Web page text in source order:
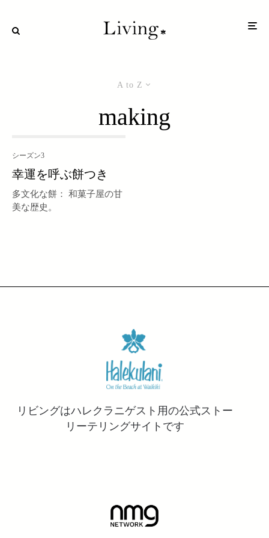
A to Z
making
シーズン3
幸運を呼ぶ餅つき
多文化な餅： 和菓子屋の甘
美な歴史。
リビングはハレクラニゲスト用の公式ストー
リーテリングサイトです